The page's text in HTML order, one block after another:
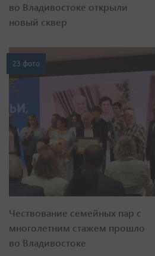
во Владивостоке открыли
новый сквер
23 фото
Чествование семейных пар с
многолетним стажем прошло
во Владивостоке